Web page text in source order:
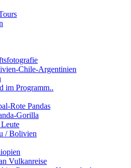
Chile-Argentinien
im Programm..
Rote Pandas
Gorilla
/ Bolivien
Vulkanreise